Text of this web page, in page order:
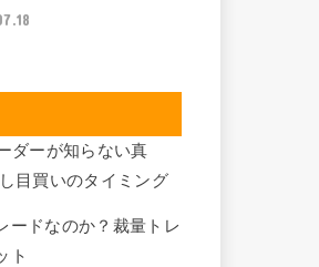
ダーが知らない真
目買いのタイミング
ードなのか？裁量トレ
ト